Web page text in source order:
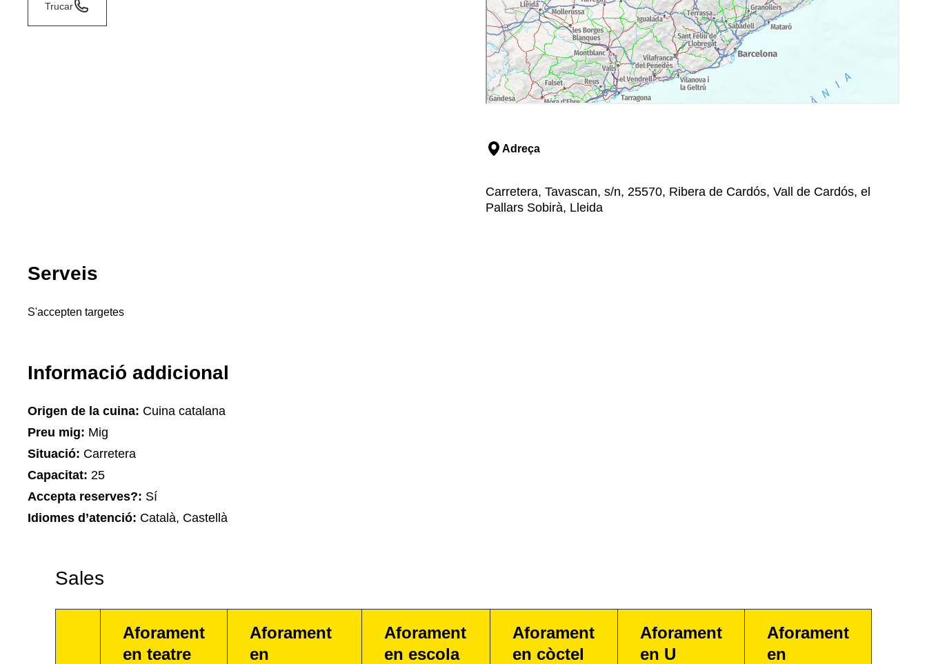
Trucar
Adreça
Carretera, Tavascan, s/n, 25570, Ribera de Cardós, Vall de Cardós, el
Pallars Sobirà, Lleida
Serveis
S'accepten targetes
Informació addicional
Origen de la cuina: Cuina catalana
Preu mig: Mig
Situació: Carretera
Capacitat: 25
Accepta reserves?: Sí
Idiomes d’atenció: Català, Castellà
Sales
Aforament
en teatre
Aforament
en
Aforament
en escola
Aforament
en còctel
Aforament
en U
Aforament
en